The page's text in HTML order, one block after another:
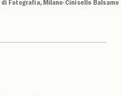
Fotografia, Milano-Cinisello Balsamo